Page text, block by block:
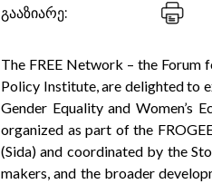
გააზიარე:
The FREE Network – the Forum
Policy Institute, are delighted to
Gender Equality and Women’s
organized as part of the
(Sida) and coordinated by the
makers, and the broader